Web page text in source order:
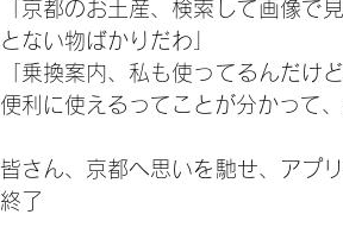
「京都のお土産、検索して画像で
とない物ばかりだわ」
「乗換案内、私も使ってるんだけ
便利に使えるってことが分かって
皆さん、京都へ思いを馳せ、アプ
終了